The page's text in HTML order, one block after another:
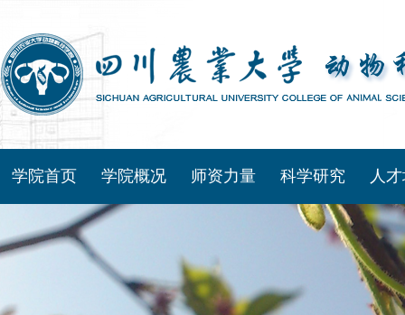
学院首页 学院概况 师资力量 科学研究 人